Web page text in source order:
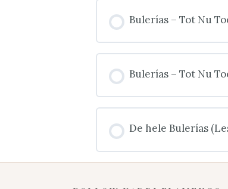
Bulerías – Tot Nu
Bulerías – Tot Nu
De hele Bulerías